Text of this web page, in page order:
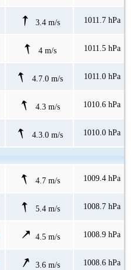
3.4 m/s 1011.7 hPa
4 m/s 1011.5 hPa
4.7.0 m/s 1011.0 hPa
4.3 m/s 1010.6 hPa
4.3.0 m/s 1010.0 hPa
4.7 m/s 1009.4 hPa
5.4 m/s 1008.7 hPa
4.5 m/s 1008.9 hPa
3.6 m/s 1008.6 hPa